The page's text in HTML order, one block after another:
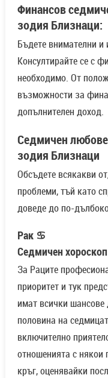
Финансов
зодия Близнаци:
Бъдете внимателни и
Консултирайте се с
необходимо. От
възможности за
допълнителен доход.
Седмичен
зодия Близнаци
Обсъдете всякакви
проблеми, тъй като
доведе до по-
Рак ♋
Седмичен
За Раците
приоритет и тук
имат всички шансове
половина на
включително
отношенията с някои
кръг, оценявайки